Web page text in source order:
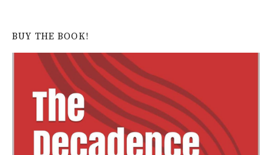
BUY THE BOOK!